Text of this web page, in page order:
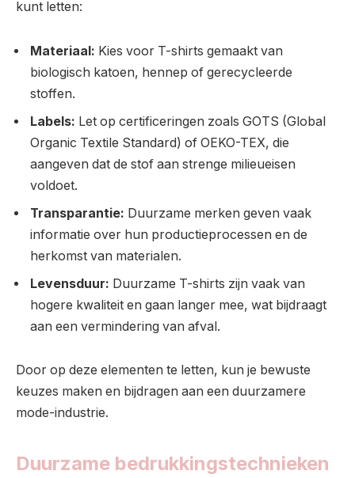
kunt letten:
Materiaal: Kies voor T-shirts gemaakt van
biologisch katoen, hennep of gerecycleerde
stoffen.
Labels: Let op certificeringen zoals GOTS (Global
Organic Textile Standard) of OEKO-TEX, die
aangeven dat de stof aan strenge milieueisen
voldoet.
Transparantie: Duurzame merken geven vaak
informatie over hun productieprocessen en de
herkomst van materialen.
Levensduur: Duurzame T-shirts zijn vaak van
hogere kwaliteit en gaan langer mee, wat bijdraagt
aan een vermindering van afval.
Door op deze elementen te letten, kun je bewuste
keuzes maken en bijdragen aan een duurzamere
mode-industrie.
Duurzame bedrukkingstechnieken